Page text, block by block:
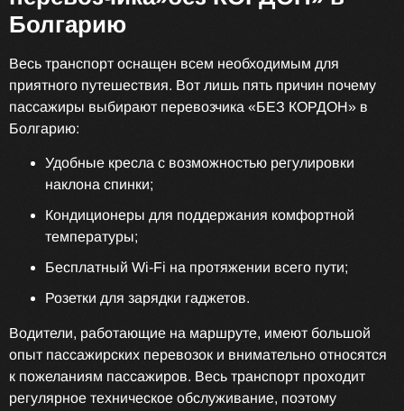
Болгарию
Весь транспорт оснащен всем необходимым для
приятного путешествия. Вот лишь пять причин почему
пассажиры выбирают перевозчика «БЕЗ КОРДОН» в
Болгарию:
Удобные кресла с возможностью регулировки
наклона спинки;
Кондиционеры для поддержания комфортной
температуры;
Бесплатный Wi-Fi на протяжении всего пути;
Розетки для зарядки гаджетов.
Водители, работающие на маршруте, имеют большой
опыт пассажирских перевозок и внимательно относятся
к пожеланиям пассажиров. Весь транспорт проходит
регулярное техническое обслуживание, поэтому